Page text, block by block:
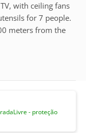
with ceiling fans
for 7 people.
meters from the
- proteção